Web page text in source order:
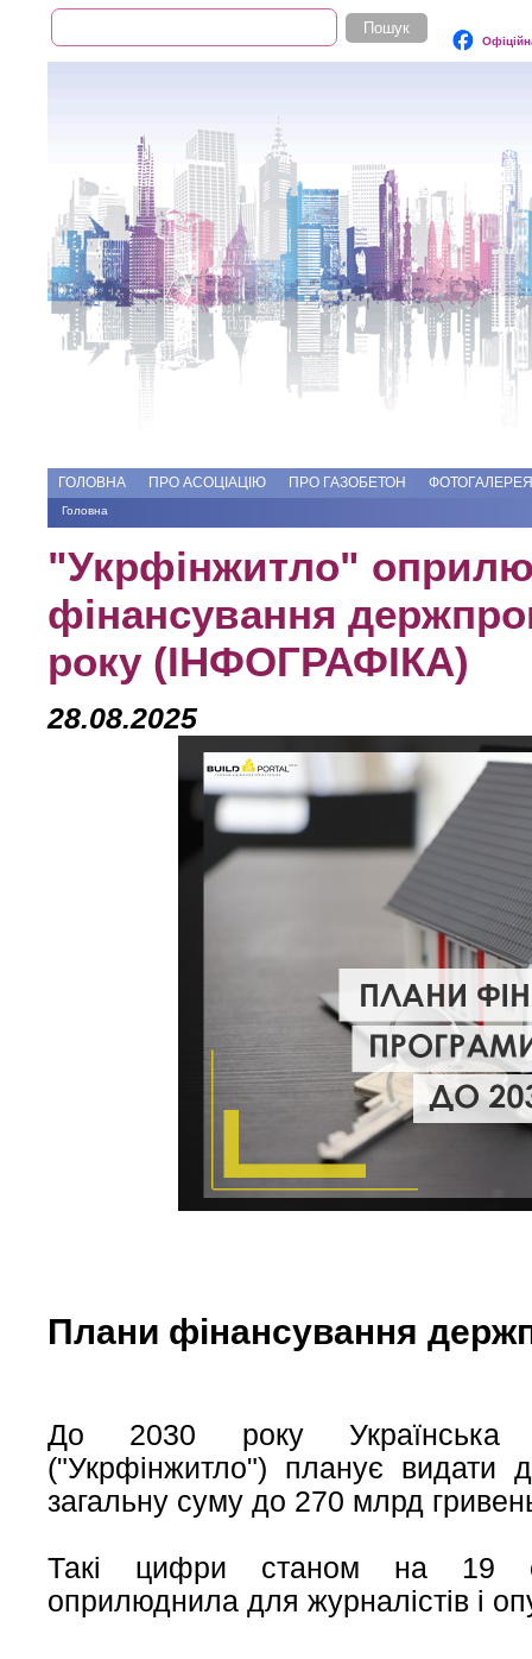
Пошукова форма
Пошук
ГОЛОВНА ПРО АСОЦІАЦІЮ ПРО ГАЗОБЕТОН ФОТОГАЛЕРЕЯ
Ви є тут
Головна
"Укрфінжитло"
фінансування
року (ІНФОГРАФІКА)
28.08.2025
Плани фінансування
До 2030 року Українська
("Укрфінжитло") планує видати
загальну суму до 270 млрд
Такі цифри станом на 19
оприлюднила для журналістів і